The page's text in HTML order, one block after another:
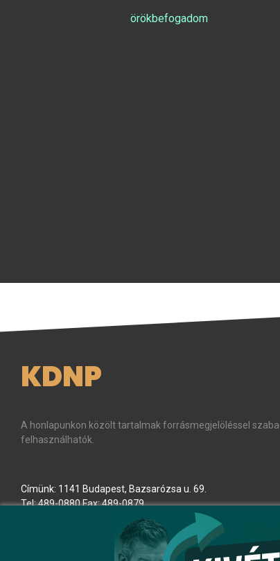
örökbefogadom
KDNP
A honlapunkon közölt tartalmak forrásmegjelöléssel
felhasználhatók.
Címünk: 1141 Budapest, Bazsarózsa u. 69.
Tel: 489-0880 Fax: 489-0879
hu(kdnp[at]kdnp[dot]hu)